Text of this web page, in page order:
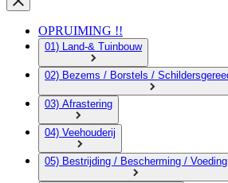
OPRUIMING !!
01) Land-& Tuinbouw
02) Bezems / Borstels /
03) Afrastering
04) Veehouderij
05) Bestrijding / Bescherming / Voeding